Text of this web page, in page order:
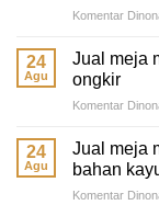
Komentar
24
Agu
Jual meja
ongkir
Komentar
24
Agu
Jual meja
bahan
Komentar